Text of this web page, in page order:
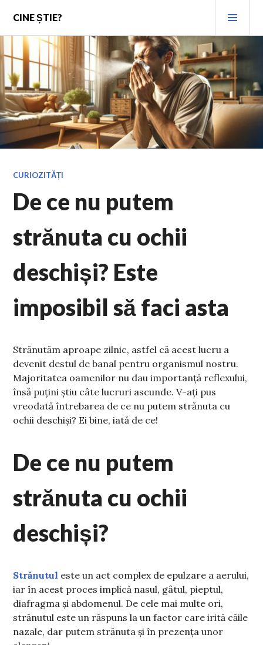
content
CINE ȘTIE?
CURIOZITĂȚI
De ce nu putem
strănuta cu ochii
deschiși? Este
imposibil să faci asta
Strănutăm aproape zilnic, astfel că acest lucru a
devenit destul de banal pentru organismul nostru.
Majoritatea oamenilor nu dau importanță reflexului,
însă puțini știu câte lucruri ascunde. V-ați pus
vreodată întrebarea de ce nu putem strănuta cu
ochii deschiși? Ei bine, iată de ce!
De ce nu putem
strănuta cu ochii
deschiși?
Strănutul este un act complex de epulzare a aerului,
iar în acest proces implică nasul, gâtul, pieptul,
diafragma și abdomenul. De cele mai multe ori,
strănutul este un răspuns la un factor care irită căile
nazale, dar putem strănuta și în prezența unor